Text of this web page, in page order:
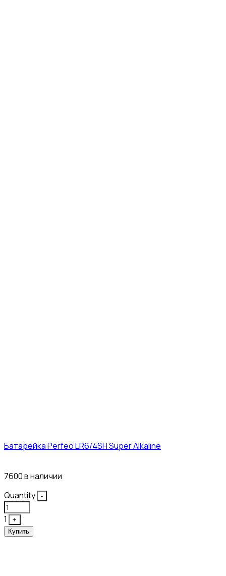
Батарейка Perfeo LR6/4SH Super Alkaline
7600 в наличии
Quantity
-
1
+
Купить